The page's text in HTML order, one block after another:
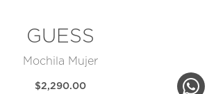
GUESS
Mochila Mujer
$2,290.00